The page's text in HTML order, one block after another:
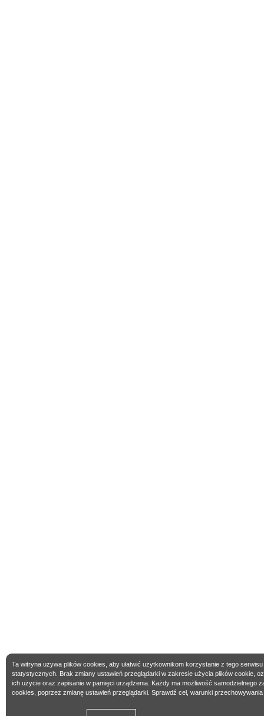
Ta witryna używa plików cookies, aby ułatwić użytkownikom korzystanie z tego
statystycznych. Brak zmiany ustawień przeglądarki w zakresie użycia plików cookie,
ich użycie oraz zapisanie w pamięci urządzenia. Każdy ma możliwość samodzielnego
cookies, poprzez zmianę ustawień przeglądarki. Sprawdź cel, warunki